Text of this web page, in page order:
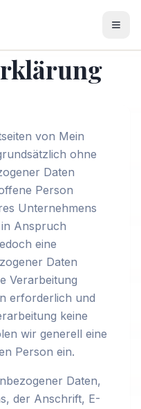
von Mein
ohne
Daten
Person
Unternehmens
Anspruch
eine
Daten
Verarbeitung
erforderlich und
keine
wir generell eine
Person ein.
Daten,
der Anschrift, E-